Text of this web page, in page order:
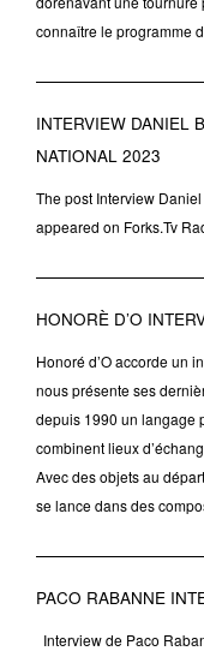
connaître le programme
INTERVIEW DANIEL
NATIONAL 2023
The post Interview
appeared on Forks.Tv
HONORÈ D’O
Honoré d’O accorde un
nous présente ses
depuis 1990 un langage
combinent lieux
Avec des objets au
se lance dans des
PACO RABANNE
Interview de Paco